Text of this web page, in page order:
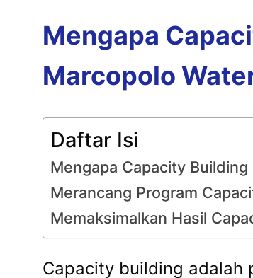
Mengapa
Marcopolo
Daftar Isi
Mengapa Capacity
Merancang Program
Memaksimalkan Hasil
Capacity building adalah